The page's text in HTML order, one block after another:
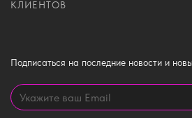
КЛИЕНТОВ
Подписаться на последние новости и